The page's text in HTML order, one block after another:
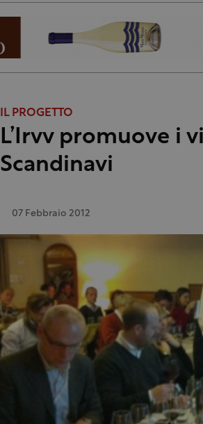
IL PROGETTO
L’Irvv promuove i
Scandinavi
07 Febbraio 2012